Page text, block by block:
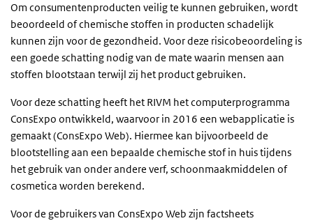
Om consumentenproducten veilig te kunnen gebruiken, wordt
beoordeeld of chemische stoffen in producten schadelijk
kunnen zijn voor de gezondheid. Voor deze risicobeoordeling is
een goede schatting nodig van de mate waarin mensen aan
stoffen blootstaan terwijl zij het product gebruiken.
Voor deze schatting heeft het RIVM het computerprogramma
ConsExpo ontwikkeld, waarvoor in 2016 een webapplicatie is
gemaakt (ConsExpo Web). Hiermee kan bijvoorbeeld de
blootstelling aan een bepaalde chemische stof in huis tijdens
het gebruik van onder andere verf, schoonmaakmiddelen of
cosmetica worden berekend.
Voor de gebruikers van ConsExpo Web zijn factsheets